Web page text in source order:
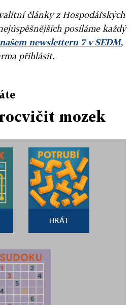
články z Hospodářských
posíláme každý
našem newsletteru 7 v SEDM,
přihlásit.
mozek
HRÁT